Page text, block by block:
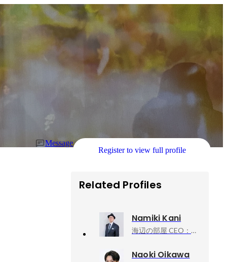
Message
Register to view full profile
Related Profiles
Namiki Kani
海辺の部屋 CEO：起業家 マーケティングデザイナー, マーケティングデザイナー、ITコンサルタント
Naoki Oikawa